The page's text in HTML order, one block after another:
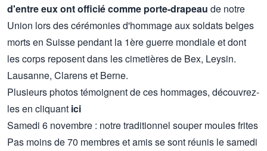
d'entre eux ont officié comme porte-drapeau de notre
Union lors des cérémonies d'hommage aux soldats belges
morts en Suisse pendant la 1ère guerre mondiale et dont
les corps reposent dans les cimetières de Bex, Leysin.
Lausanne, Clarens et Berne.
Plusieurs photos témoignent de ces hommages, découvrez-
les en cliquant ici
Samedi 6 novembre : notre traditionnel souper moules frites
Pas moins de 70 membres et amis se sont réunis le samedi